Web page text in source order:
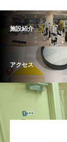
施設紹介
アクセス